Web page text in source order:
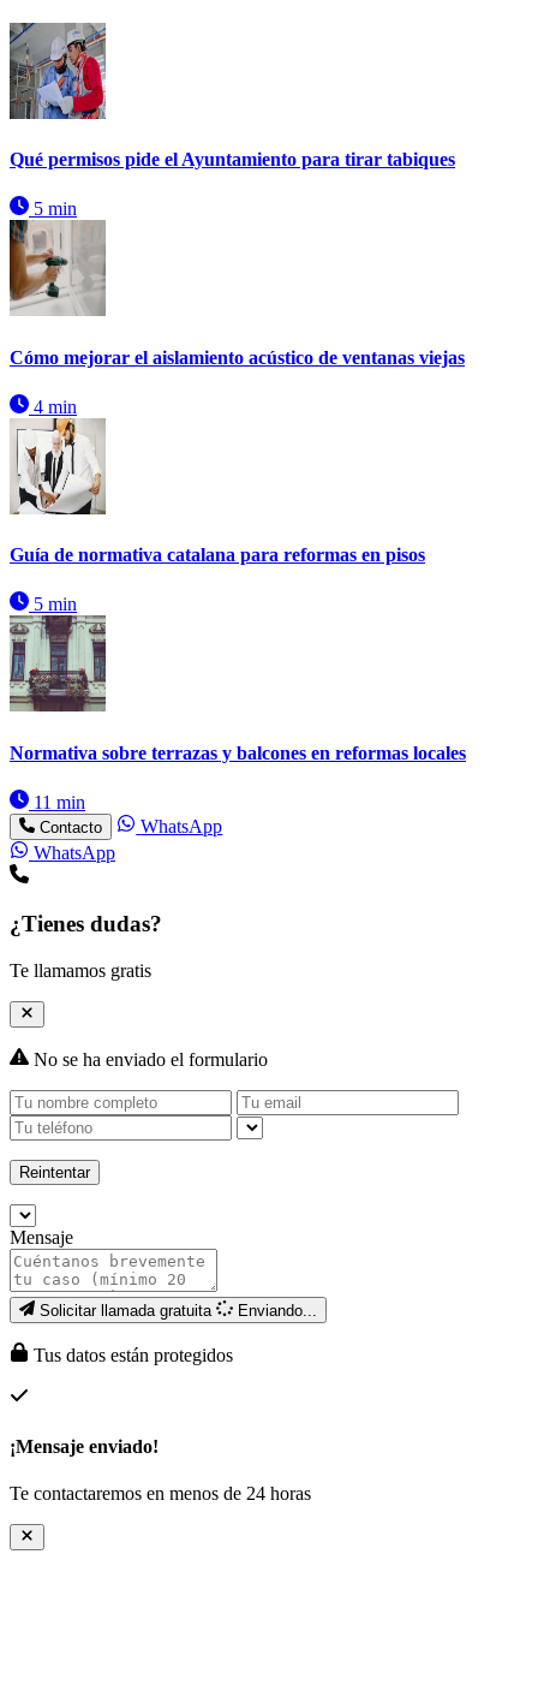
Qué permisos pide el Ayuntamiento para tirar tabiques
5 min
Cómo mejorar el aislamiento acústico de ventanas viejas
4 min
Guía de normativa catalana para reformas en pisos
5 min
Normativa sobre terrazas y balcones en reformas locales
11 min
Contacto
WhatsApp
WhatsApp
¿Tienes dudas?
Te llamamos gratis
No se ha enviado el formulario
Reintentar
Mensaje
Solicitar llamada gratuita Enviando...
Tus datos están protegidos
¡Mensaje enviado!
Te contactaremos en menos de 24 horas